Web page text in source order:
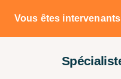
Vous êtes